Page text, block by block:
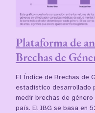
Plataforma de
Brechas de
El Índice de Brechas de
estadístico desarrollado
medir brechas de género
país. El IBG se basa en